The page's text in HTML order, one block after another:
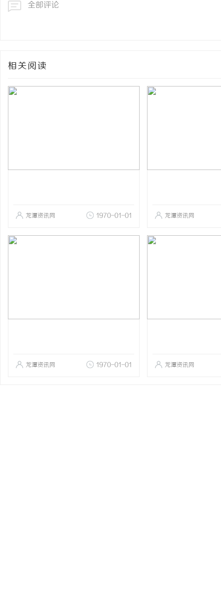
全部评论
相关阅读
龙潭资讯网 1970-01-01 龙潭资讯网
龙潭资讯网 1970-01-01 龙潭资讯网